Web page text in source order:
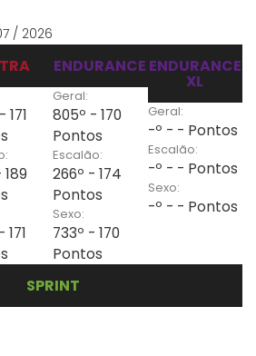
/ 2026
171
171
ENDURANCE
Geral:
805º - 170
Pontos
Escalão:
266º - 174
Pontos
Sexo:
733º - 170
Pontos
ENDURANCE
XL
Geral:
-º - - Pontos
Escalão:
-º - - Pontos
Sexo:
-º - - Pontos
SPRINT